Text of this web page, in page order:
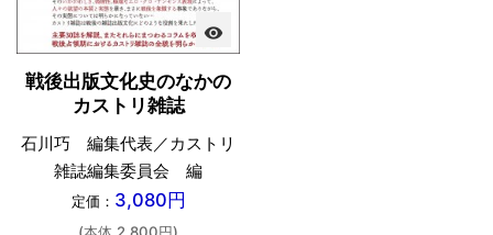
visibility
戦後出版文化史のなかの
カストリ雑誌
石川巧 編集代表／カストリ
雑誌編集委員会 編
定価： 3,080円